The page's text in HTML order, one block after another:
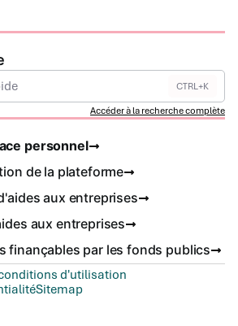
CTRL+K
Accéder à la recherche complète
personnel
de la plateforme
aux entreprises
aux entreprises
finançables par les fonds publics
d'utilisation
Sitemap